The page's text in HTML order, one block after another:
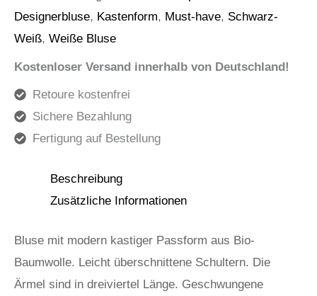
Designerbluse, Kastenform, Must-have, Schwarz-
Weiß, Weiße Bluse
Kostenloser Versand innerhalb von Deutschland!
Retoure kostenfrei
Sichere Bezahlung
Fertigung auf Bestellung
Beschreibung
Zusätzliche Informationen
Bluse mit modern kastiger Passform aus Bio-
Baumwolle. Leicht überschnittene Schultern. Die
Ärmel sind in dreiviertel Länge. Geschwungene